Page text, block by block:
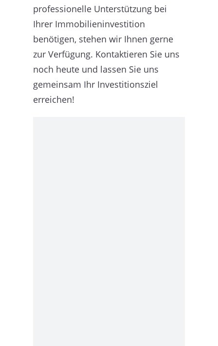
professionelle Unterstützung bei
Ihrer Immobilieninvestition
benötigen, stehen wir Ihnen gerne
zur Verfügung. Kontaktieren Sie uns
noch heute und lassen Sie uns
gemeinsam Ihr Investitionsziel
erreichen!